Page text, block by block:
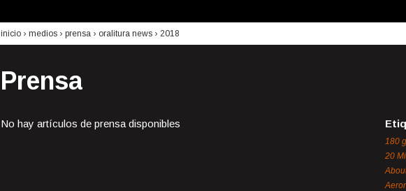
inicio › medios › prensa › oralitura news › 2018
Prensa
No hay artículos de prensa disponibles
180
20